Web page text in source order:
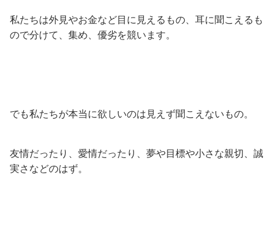
私たちは外見やお金など目に見えるもの、耳に聞こえるも
ので分けて、集め、優劣を競います。
でも私たちが本当に欲しいのは見えず聞こえないもの。
友情だったり、愛情だったり、夢や目標や小さな親切、誠
実さなどのはず。